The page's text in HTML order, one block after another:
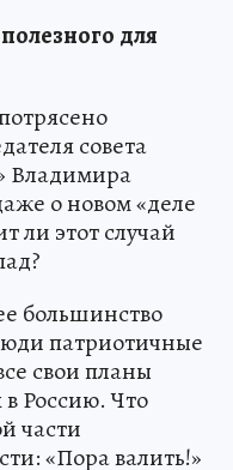
для
совета
Владимира
о новом «деле
ли этот случай
большинство
патриотичные
свои планы
Россию. Что
части
«Пора валить!»